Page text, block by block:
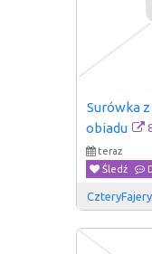
Surówka
obiadu
teraz
Śledź